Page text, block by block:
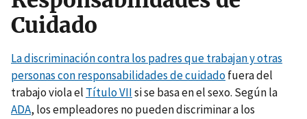
Cuidado
La discriminación contra los padres que trabajan y otras
personas con responsabilidades de cuidadofuera del
trabajo viola el Título VIIsi se basa en el sexo. Según la
ADA, los empleadores no pueden discriminar a los